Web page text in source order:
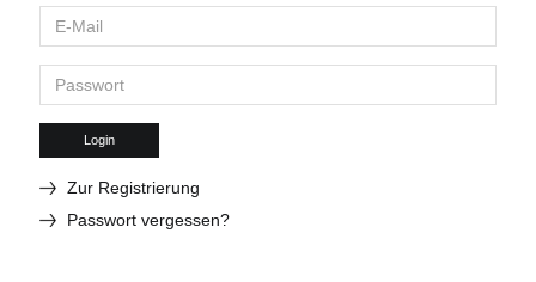
Login
Zur Registrierung
Passwort vergessen?